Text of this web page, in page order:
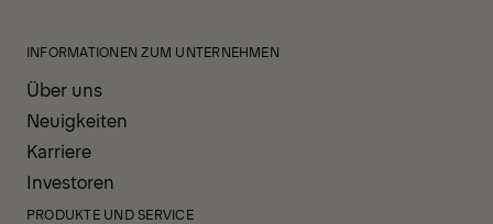
INFORMATIONEN ZUM UNTERNEHMEN
Über uns
Neuigkeiten
Karriere
Investoren
PRODUKTE UND SERVICE